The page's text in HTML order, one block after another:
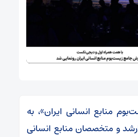
منابع انسانی ایران»، به
و متخصصان منابع انسانی